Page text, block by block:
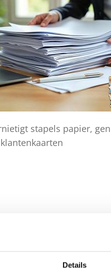
Details
stapels papier,